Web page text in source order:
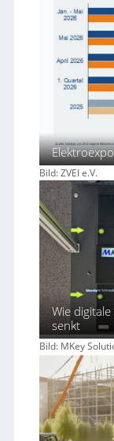
Bild: ZVEI e.V.
Wie
senkt
Bild: MKey